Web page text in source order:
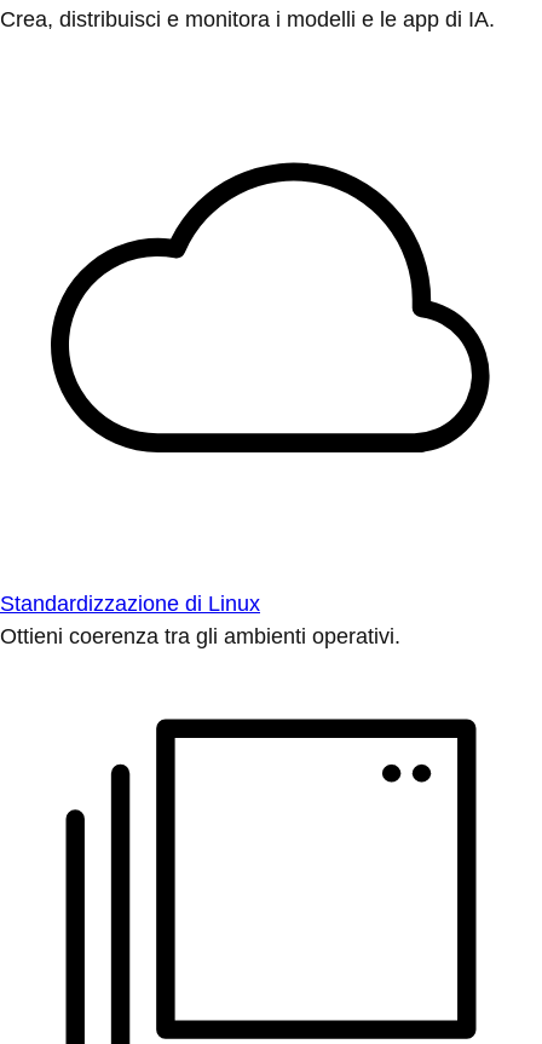
Crea, distribuisci e monitora i modelli e le app di IA.
Standardizzazione di Linux
Ottieni coerenza tra gli ambienti operativi.